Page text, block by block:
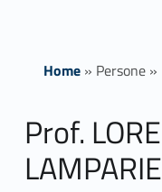
Home» Persone»
Prof.